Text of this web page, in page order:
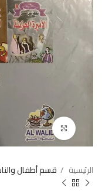
Click to enlarge
الرئيسية قسم أطفال